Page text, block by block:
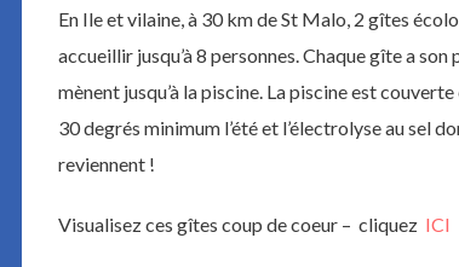
En Ile et vilaine, à 30 km de St Malo, 2 gîtes
accueillir jusqu’à 8 personnes. Chaque gîte a
mènent jusqu’à la piscine. La piscine est
30 degrés minimum l’été et l’électrolyse au sel
reviennent !
Visualisez ces gîtes coup de coeur – cliquez ICI